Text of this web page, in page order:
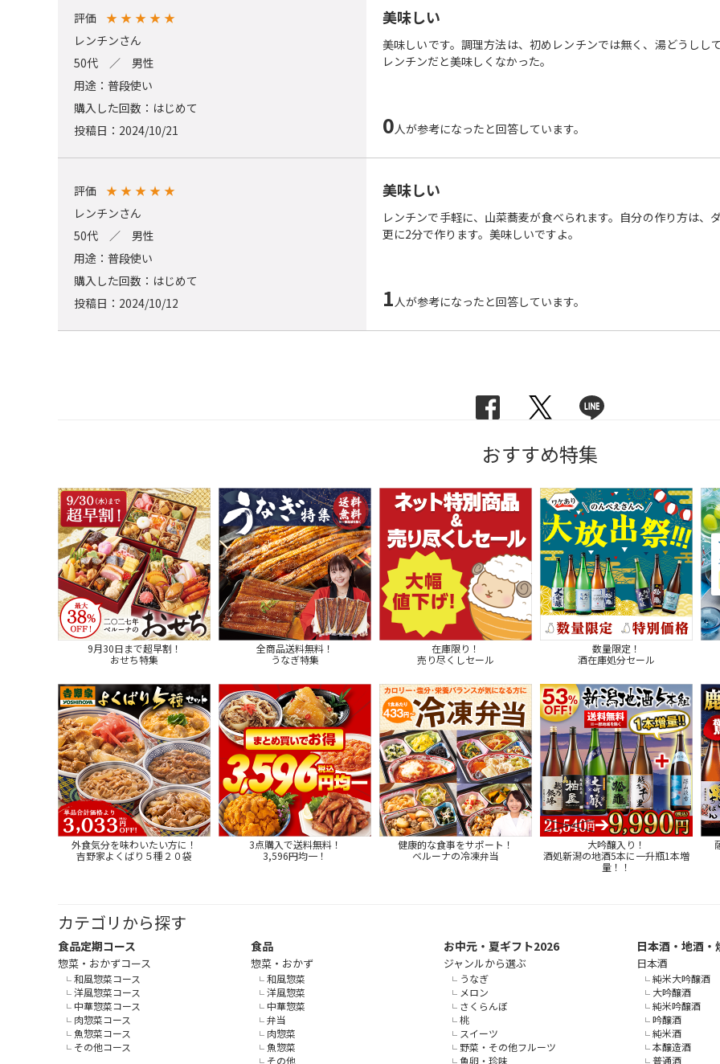
評価 ★ ★ ★ ★ ★
レンチンさん
50代 ／ 男性
用途：普段使い
購入した回数：はじめて
投稿日：2024/10/21
美味しい
美味しいです。調理方法は、初めレンチンでは無く、湯どうし
レンチンだと美味しくなかった。
0人が参考になったと回答しています。
評価 ★ ★ ★ ★ ★
レンチンさん
50代 ／ 男性
用途：普段使い
購入した回数：はじめて
投稿日：2024/10/12
美味しい
レンチンで手軽に、山菜蕎麦が食べられます。自分の作り方は、
更に2分で作ります。美味しいですよ。
1人が参考になったと回答しています。
おすすめ特集
9月30日まで超早割！
おせち特集
全商品送料無料！
うなぎ特集
在庫限り！
売り尽くしセール
数量限定！
酒在庫処分セール
外食気分を味わいたい方に！
吉野家よくばり５種２０袋
3点購入で送料無料！
3,596円均一！
健康的な食事をサポート！
ベルーナの冷凍弁当
大吟醸入り！
酒処新潟の地酒5本に一升瓶1本増
量！！
カテゴリから探す
食品定期コース
惣菜・おかずコース
和風惣菜コース
洋風惣菜コース
中華惣菜コース
肉惣菜コース
魚惣菜コース
その他コース
食品
惣菜・おかず
和風惣菜
洋風惣菜
中華惣菜
弁当
肉惣菜
魚惣菜
その他
お中元・夏ギフト2026
ジャンルから選ぶ
うなぎ
メロン
さくらんぼ
桃
スイーツ
野菜・その他フルーツ
魚卵・珍味
日本酒・地酒・
日本酒
純米大吟醸酒
大吟醸酒
純米吟醸酒
吟醸酒
純米酒
本醸造酒
普通酒